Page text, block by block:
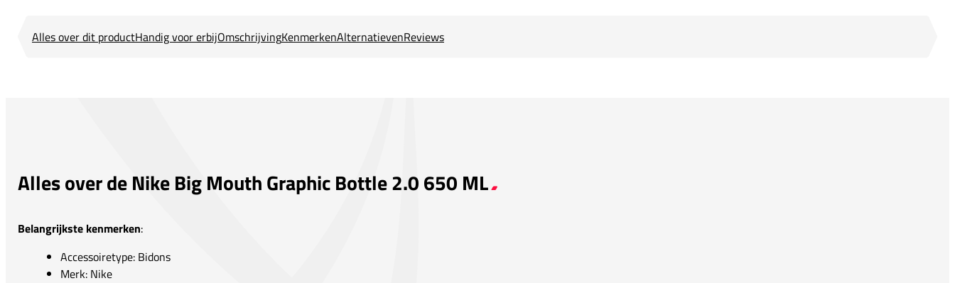
Alles over dit productHandig voor erbijOmschrijvingKenmerkenAlternatievenReviews
Alles over de Nike Big Mouth Graphic Bottle 2.0 650 ML
Belangrijkste kenmerken:
Accessoiretype: Bidons
Merk: Nike